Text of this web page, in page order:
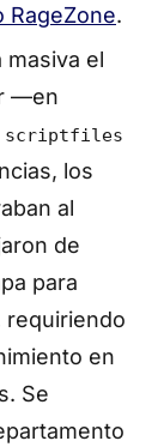
RageZone.
el
—en
scriptfiles
los
al
de
para
requiriendo
en
Se